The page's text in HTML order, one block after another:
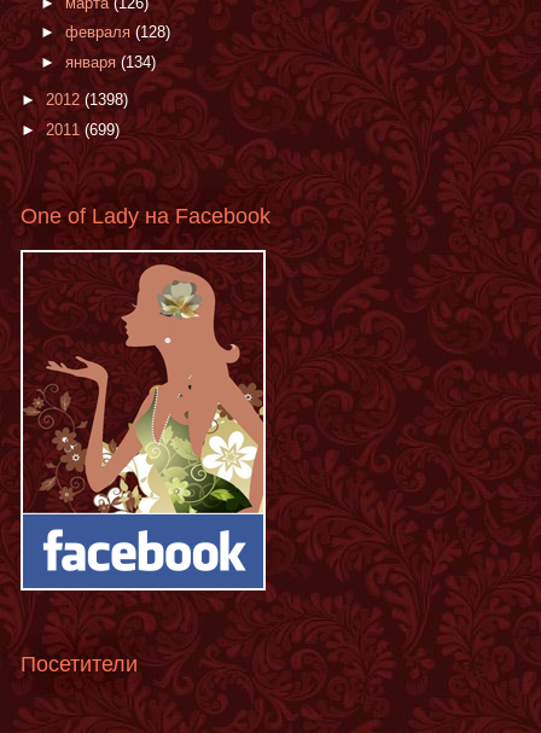
►февраля(128)
► января (134)
► 2012 (1398)
►2011(699)
One of Lady на Facebook
Посетители